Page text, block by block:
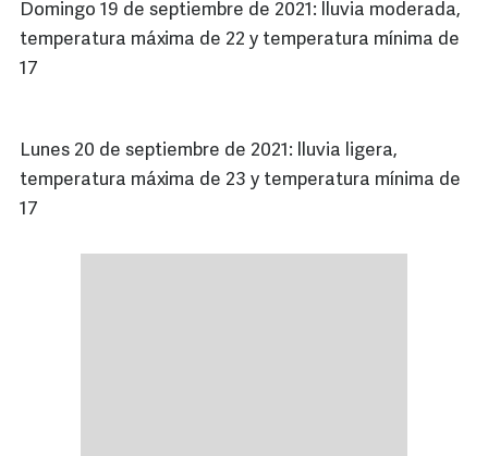
Domingo 19 de septiembre de 2021: lluvia moderada,
temperatura máxima de 22 y temperatura mínima de
17
Lunes 20 de septiembre de 2021: lluvia ligera,
temperatura máxima de 23 y temperatura mínima de
17